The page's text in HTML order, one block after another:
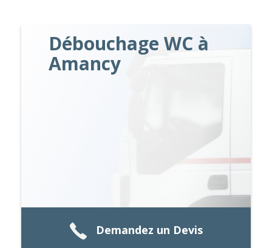
Débouchage WC à
Amancy
Demandez un Devis